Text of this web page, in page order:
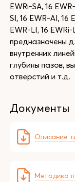
EWRi-SA, 16
SI, 16 EWR-AI, 16
EWR-LI, 16
предназначены
внутренних
глубины пазов,
отверстий и т.д.
Документы
Описание
Методика